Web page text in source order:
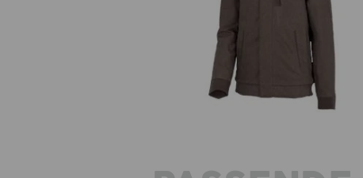
Winter Funktions-Pilotenjacke
e.s.motion denim